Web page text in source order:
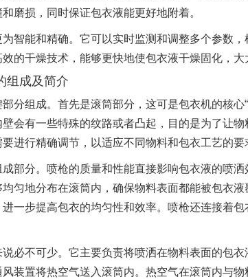
磨损，同时保证包衣液能更好地附着。
智能和精确。它可以实时监测和调整多个参数
的干燥技术，能够更快地使包衣液干燥固化，大
组成及简介
分组成。首先是滚筒部分，这可是包衣机的核
会有一些特殊的纹路或者凸起，目的是为了让
进行精确调节，以适应不同物料和包衣工艺的要
部分。喷枪的质量和性能直接影响包衣液的喷
匀地分布在滚筒内，确保物料表面都能被包衣
一步提高包衣的均匀性和效率。喷枪还连接着
必不可少。它主要负责将喷洒在物料表面的包
装置将热空气送入滚筒内。热空气在滚筒内与